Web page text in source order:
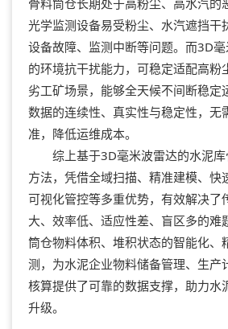
光学监测设备易受粉尘、水汽遮挡干
设备故障、监测中断等问题。而3D
的环境抗干扰能力，可稳定适配高粉
劣工矿场景，能够全天候不间断稳定
数据的连续性、真实性与稳定性，无
准，降低运维成本。
综上基于3D毫米波雷达的水泥库
方法，凭借全域扫描、精准建模、快
可视化管控等多重优势，有效解决了
大、效率低、适应性差、盲区多的难
筒仓物料体积、堆积状态的智能化、
测，为水泥企业物料储备管理、生产
核算提供了可靠的数据支撑，助力水
升级。